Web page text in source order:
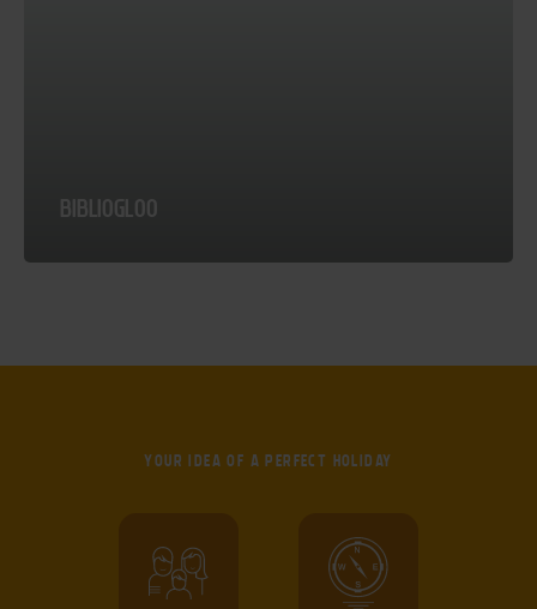
BIBLIOGLOO
YOUR IDEA OF A PERFECT HOLIDAY